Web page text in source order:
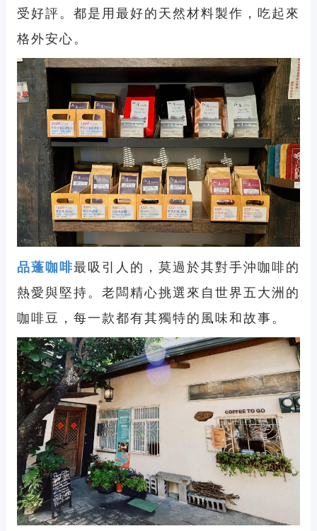
受好評。都是用最好的天然材料製作，吃起來
格外安心。
品蓬咖啡最吸引人的，莫過於其對手沖咖啡的
熱愛與堅持。老闆精心挑選來自世界五大洲的
咖啡豆，每一款都有其獨特的風味和故事。